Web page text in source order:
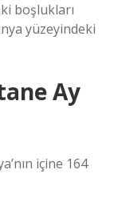
boşlukları
yüzeyindeki
Ay
içine 164